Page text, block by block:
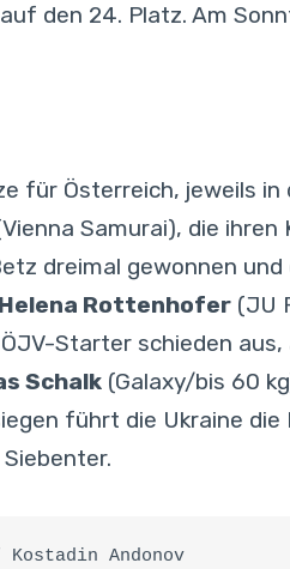
den 24. Platz. Am
für Österreich, jeweils in
Samurai), die ihren
dreimal gewonnen
Helena Rottenhofer (JU
Starter schieden
Schalk (Galaxy/bis 60
führt die Ukraine
Kostadin Andonov